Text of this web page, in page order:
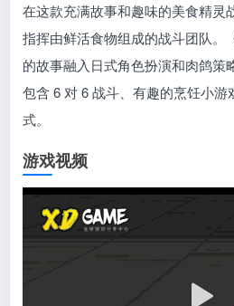
在这款充满故事和趣味的美食精灵
指挥由鲜活食物组成的战斗团队。
的故事融入日式角色扮演和肉鸽策
包含 6 对 6 战斗、有趣的烹饪小游
式。
游戏视频